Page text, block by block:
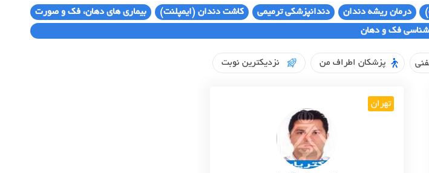
درمان ریشه دندان دندانپزشکی ترمیمی کاشت دندان (ایمپلنت)
بیماری های دهان، فک و صورت
فک و دهان
پزشکان اطراف من نزدیکترین نوبت
تهران